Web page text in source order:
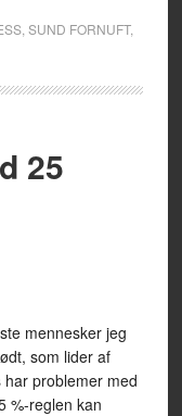
, SUND FORNUFT,
25
mennesker jeg
som lider af
har problemer med
%-reglen kan